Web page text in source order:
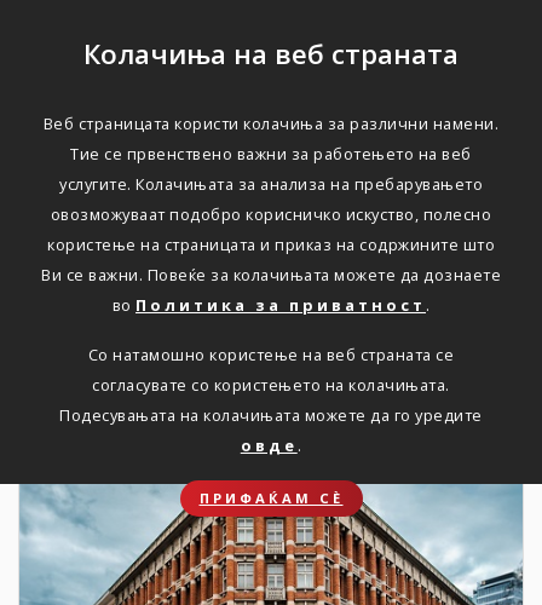
Колачиња на веб страната
Веб страницата користи колачиња за различни намени.
Тие се првенствено важни за работењето на веб
услугите. Колачињата за анализа на пребарувањето
овозможуваат подобро корисничко искуство, полесно
користење на страницата и приказ на содржините што
Ви се важни. Повеќе за колачињата можете да дознаете
во Политика за приватност .
Со натамошно користење на веб страната се
согласувате со користењето на колачињата.
Подесувањата на колачињата можете да го уредите
овде .
ПРИФАЌАМ СЀ
НОВОСТИ
Актуелно
Новости
19. 08. 2022